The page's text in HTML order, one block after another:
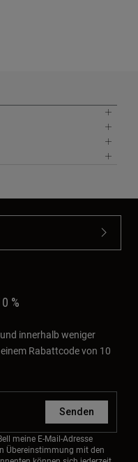
%
innerhalb weniger
Rabattcode von 10
Senden
meine E-Mail-Adresse
Übereinstimmung mit den